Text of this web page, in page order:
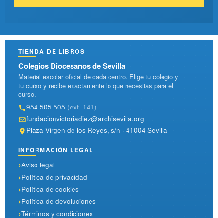
TIENDA DE LIBROS
Colegios Diocesanos de Sevilla
Material escolar oficial de cada centro. Elige tu colegio y
tu curso y recibe exactamente lo que necesitas para el
curso.
954 505 505 (ext. 141)
fundacionvictoriadiez@archisevilla.org
Plaza Virgen de los Reyes, s/n · 41004 Sevilla
INFORMACIÓN LEGAL
Aviso legal
Política de privacidad
Política de cookies
Política de devoluciones
Términos y condiciones